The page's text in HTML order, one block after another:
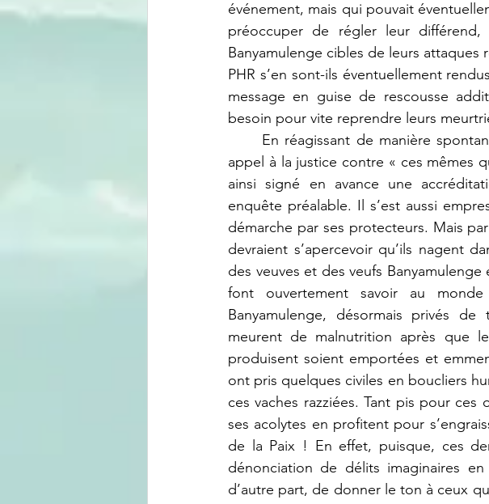
événement, mais qui pouvait
préoccuper de régler leur
Banyamulenge cibles de leurs attaques
PHR s’en sont-ils éventuellement
message en guise de rescousse
besoin pour vite reprendre leurs
appel à la justice contre « ces mêmes
ainsi signé en avance une
enquête préalable. Il s’est aussi
démarche par ses protecteurs. Mais
devraient s’apercevoir qu’ils nagent
des veuves et des veufs
font ouvertement savoir au
Banyamulenge, désormais privés
meurent de malnutrition après que
produisent soient emportées et
ont pris quelques civiles en boucliers
ces vaches razziées. Tant pis pour
ses acolytes en profitent pour
de la Paix ! En effet, puisque, ces
dénonciation de délits imaginaires
d’autre part, de donner le ton à ceux